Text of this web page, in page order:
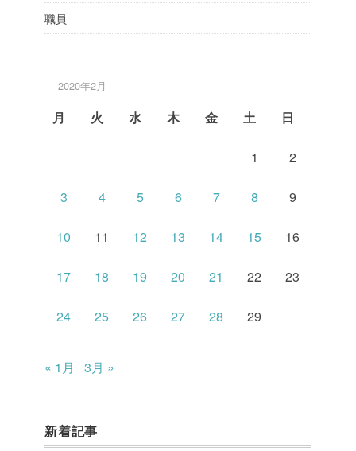
職員
2020年2月
月 火 水 木 金 土 日
1 2
3 4 5 6 7 8 9
10 11 12 13 14 15 16
17 18 19 20 21 22 23
24 25 26 27 28 29
« 1月 3月 »
新着記事